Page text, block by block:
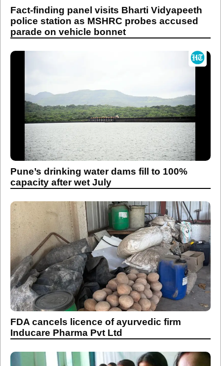
Fact-finding panel visits Bharti Vidyapeeth
police station as MSHRC probes accused
parade on vehicle bonnet
Pune’s drinking water dams fill to 100%
capacity after wet July
FDA cancels licence of ayurvedic firm
Inducare Pharma Pvt Ltd